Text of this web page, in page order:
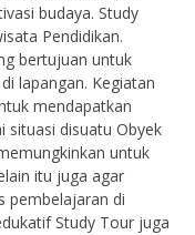
budaya. Study
Pendidikan.
bertujuan untuk
lapangan. Kegiatan
mendapatkan
situasi disuatu Obyek
untuk
itu juga agar
pembelajaran di
Study Tour juga